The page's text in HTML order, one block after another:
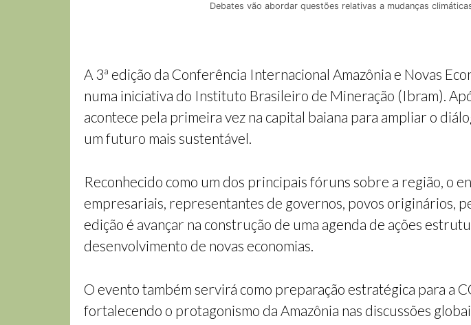
Debates vão abordar questões relativas a mudanças
A 3ª edição da Conferência Internacional Amazônia e Novas
numa iniciativa do Instituto Brasileiro de Mineração (Ibram).
acontece pela primeira vez na capital baiana para ampliar o
um futuro mais sustentável.
Reconhecido como um dos principais fóruns sobre a região, o
empresariais, representantes de governos, povos originários,
edição é avançar na construção de uma agenda de ações
desenvolvimento de novas economias.
O evento também servirá como preparação estratégica para a
fortalecendo o protagonismo da Amazônia nas discussões